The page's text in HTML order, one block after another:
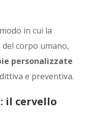
in cui la
corpo umano,
personalizzate
e preventiva.
il cervello